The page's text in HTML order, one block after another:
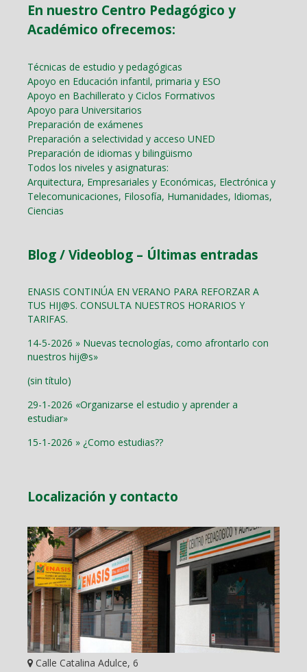
En nuestro Centro Pedagógico y
Académico ofrecemos:
Técnicas de estudio y pedagógicas
Apoyo en Educación infantil, primaria y ESO
Apoyo en Bachillerato y Ciclos Formativos
Apoyo para Universitarios
Preparación de exámenes
Preparación a selectividad y acceso UNED
Preparación de idiomas y bilingüismo
Todos los niveles y asignaturas:
Arquitectura, Empresariales y Económicas, Electrónica y
Telecomunicaciones, Filosofía, Humanidades, Idiomas,
Ciencias
Blog / Videoblog – Últimas entradas
ENASIS CONTINÚA EN VERANO PARA REFORZAR A
TUS HIJ@S. CONSULTA NUESTROS HORARIOS Y
TARIFAS.
14-5-2026 » Nuevas tecnologías, como afrontarlo con
nuestros hij@s»
(sin título)
29-1-2026 «Organizarse el estudio y aprender a
estudiar»
15-1-2026 » ¿Como estudias??
Localización y contacto
Calle Catalina Adulce, 6